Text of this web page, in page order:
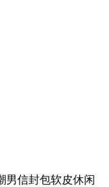
男信封包软皮休闲